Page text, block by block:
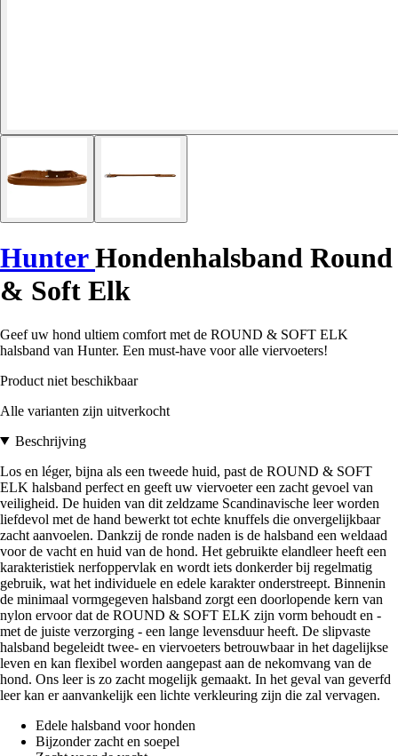
HunterHondenhalsband Round
& Soft Elk
Geef uw hond ultiem comfort met de ROUND & SOFT ELK
halsband van Hunter. Een must-have voor alle viervoeters!
Product niet beschikbaar
Alle varianten zijn uitverkocht
Beschrijving
Los en léger, bijna als een tweede huid, past de ROUND & SOFT
ELK halsband perfect en geeft uw viervoeter een zacht gevoel van
veiligheid. De huiden van dit zeldzame Scandinavische leer worden
liefdevol met de hand bewerkt tot echte knuffels die onvergelijkbaar
zacht aanvoelen. Dankzij de ronde naden is de halsband een weldaad
voor de vacht en huid van de hond. Het gebruikte elandleer heeft een
karakteristiek nerfoppervlak en wordt iets donkerder bij regelmatig
gebruik, wat het individuele en edele karakter onderstreept. Binnenin
de minimaal vormgegeven halsband zorgt een doorlopende kern van
nylon ervoor dat de ROUND & SOFT ELK zijn vorm behoudt en -
met de juiste verzorging - een lange levensduur heeft. De slipvaste
halsband begeleidt twee- en viervoeters betrouwbaar in het dagelijkse
leven en kan flexibel worden aangepast aan de nekomvang van de
hond. Ons leer is zo zacht mogelijk gemaakt. In het geval van geverfd
leer kan er aanvankelijk een lichte verkleuring zijn die zal vervagen.
Edele halsband voor honden
Bijzonder zacht en soepel